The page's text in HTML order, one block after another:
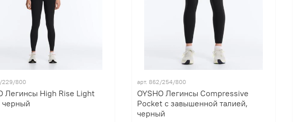
229/800
Легинсы High Rise Light
черный
арт. 862/254/800
OYSHO Легинсы Compressive
Pocket с завышенной талией,
черный